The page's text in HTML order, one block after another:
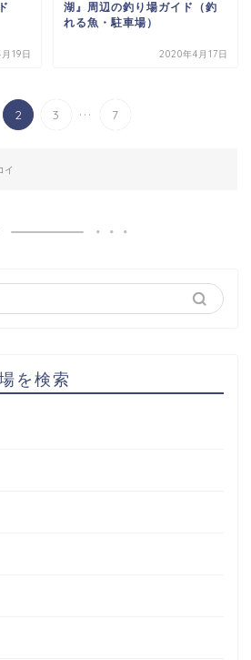
19日
湖』周辺の釣り場ガイド（釣
れる魚・駐車場）
2020年4月17日
2 3 ... 7
イ
を検索